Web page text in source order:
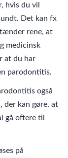
hvis du vil
Det kan fx
rene, at
medicinsk
at du har
parodontitis.
også
der kan gøre, at
gå oftere til
på